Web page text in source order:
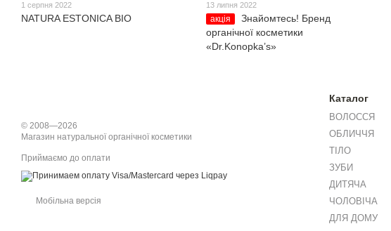
1 серпня 2022
NATURA ESTONICA BIO
13 липня 2022
акція
Знайомтесь! Бренд
органічної косметики
«Dr.Konopka’s»
© 2008—2026
Магазин натуральної органічної косметики
Приймаємо до оплати
Мобільна версія
Каталог
ВОЛОССЯ
ОБЛИЧЧЯ
ТІЛО
ЗУБИ
ДИТЯЧА
ЧОЛОВІЧА
ДЛЯ ДОМУ